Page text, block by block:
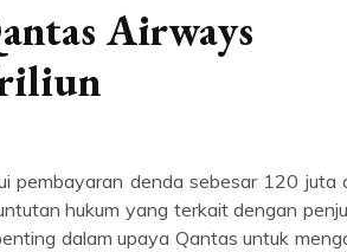
Airways
pembayaran denda sebesar 120 juta
hukum yang terkait dengan
dalam upaya Qantas untuk